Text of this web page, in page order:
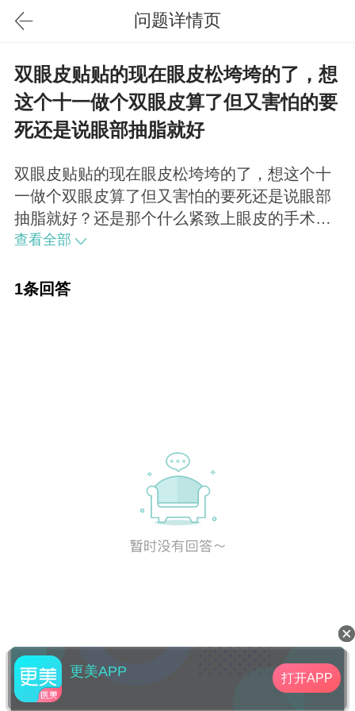
问题详情页
双眼皮贴贴的现在眼皮松垮垮的了，想
这个十一做个双眼皮算了但又害怕的要
死还是说眼部抽脂就好
双眼皮贴贴的现在眼皮松垮垮的了，想这个十
一做个双眼皮算了但又害怕的要死还是说眼部
抽脂就好？还是那个什么紧致上眼皮的手术就
可以？开刀都是一样的，吸脂好不到哪去。直
查看全部
1条回答
更美APP 打开APP